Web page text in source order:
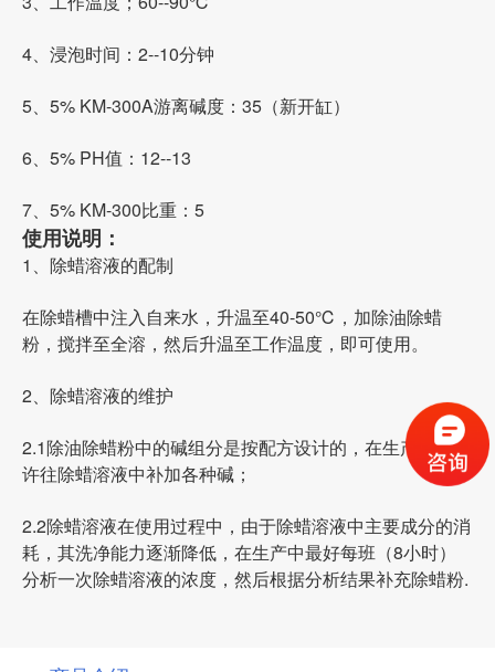
4、浸泡时间：2--10分钟
5、5% KM-300A游离碱度：35（新开缸）
6、5% PH值：12--13
7、5% KM-300比重：5
使用说明：
1、除蜡溶液的配制
在除蜡槽中注入自来水，升温至40-50℃，加除油除蜡
粉，搅拌至全溶，然后升温至工作温度，即可使用。
2、除蜡溶液的维护
2.1除油除蜡粉中的碱组分是按配方设计的，在生产中不允
许往除蜡溶液中补加各种碱；
2.2除蜡溶液在使用过程中，由于除蜡溶液中主要成分的消
耗，其洗净能力逐渐降低，在生产中最好每班（8小时）
分析一次除蜡溶液的浓度，然后根据分析结果补充除蜡粉.